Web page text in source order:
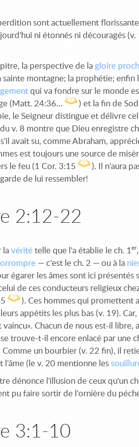
perdition sont actuellement
ni étonnés ni découragés
la perspective de la gloire
sainte montagne; la prophétie;
qui va fondre sur le monde
(Matt. 24:36… ) et la fin de
le Seigneur distingue et délivre
du v. 8 montre que Dieu enregistre
avait su, comme Abraham,
est toujours une source de
le feu (1 Cor. 3:15
). Il n'aura
de lui ressembler!
2:12-22
lavérité telle que l'a établie le ch. 1er
— c'est le ch. 2 — ou à la
égarer les âmes sont ici
de ces conducteurs religieux
). Ces hommes qui promettent
appétits les plus bas (v. 19).
vaincu». Chacun de nous est-il
trouve-t-il encore enlacé par une
Comme un bourbier (v. 22 fin), il
l'âme (le v. 20 mentionne les
dénonce l'illusion de ceux qu'un
pu faire sortir de l'ornière du
3:1-10